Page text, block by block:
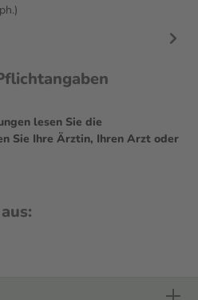
lesen Sie die
Sie Ihre Ärztin, Ihren Arzt oder